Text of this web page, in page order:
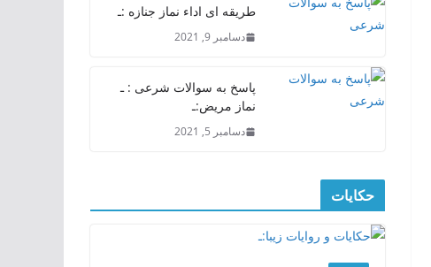
طریقه ای اداء نماز جنازه :ـ
دسامبر 9, 2021
پاسخ به سوالات شرعی : ـ
نماز مریض:ـ
دسامبر 5, 2021
حکایات